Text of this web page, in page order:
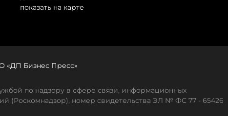
показать на карте
«ДП Бизнес Пресс»
по надзору в сфере связи, информационных
(Роскомнадзор), номер свидетельства ЭЛ № ФС 77 - 65426